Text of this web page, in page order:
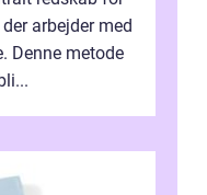
arbejder med
Denne metode